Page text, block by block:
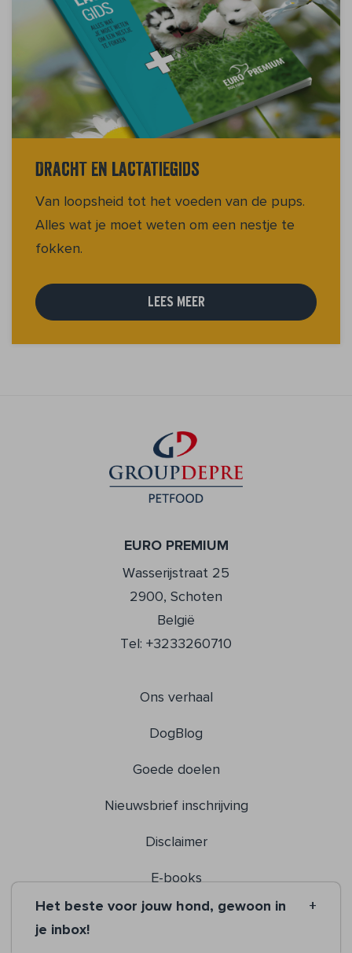
Dracht en lactatiegids
Van loopsheid tot het voeden van de pups.
Alles wat je moet weten om een nestje te
fokken.
LEES MEER
EURO PREMIUM
Wasserijstraat 25
2900, Schoten
België
Tel: +3233260710
Ons verhaal
DogBlog
Goede doelen
Nieuwsbrief inschrijving
Disclaimer
E-books
Partner login
Het beste voor jouw hond, gewoon in
je inbox!